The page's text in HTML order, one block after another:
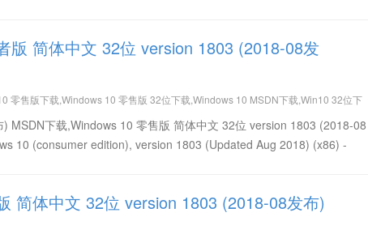
版 简体中文 32位 version 1803 (2018-08发
零售版下载,Windows 10 零售版 32位下载,Windows 10 MSDN下载,Win10 32位下
MSDN下载,Windows 10 零售版 简体中文 32位 version 1803 (2018-08
10 (consumer edition), version 1803 (Updated Aug 2018) (x86) -
简体中文 32位 version 1803 (2018-08发布)